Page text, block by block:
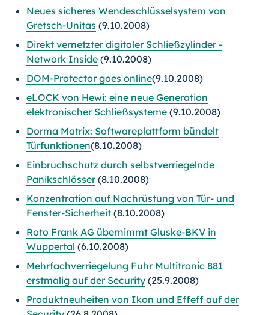
Neues sicheres Wendeschlüsselsystem von
Gretsch-Unitas (9.10.2008)
Direkt vernetzter digitaler Schließzylinder -
Network Inside (9.10.2008)
DOM-Protector goes online(9.10.2008)
eLOCK von Hewi: eine neue Generation
elektronischer Schließsysteme (9.10.2008)
Dorma Matrix: Softwareplattform bündelt
Türfunktionen(8.10.2008)
Einbruchschutz durch selbstverriegelnde
Panikschlösser(8.10.2008)
Konzentration auf Nachrüstung von Tür- und
Fenster-Sicherheit (8.10.2008)
Roto Frank AG übernimmt Gluske-BKV in
Wuppertal (6.10.2008)
Mehrfachverriegelung Fuhr Multitronic 881
erstmalig auf der Security (25.9.2008)
Produktneuheiten von Ikon und Effeff auf der